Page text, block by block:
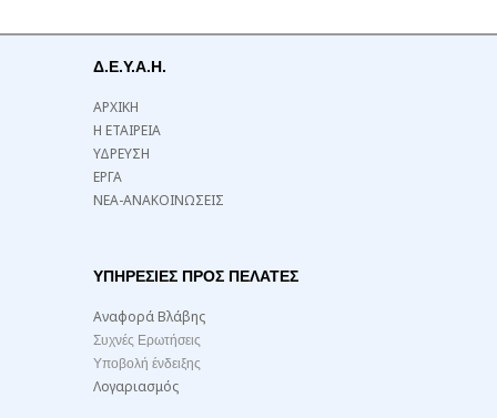
Δ.Ε.Υ.Α.Η.
ΑΡΧΙΚΗ
Η ΕΤΑΙΡΕΙΑ
ΥΔΡΕΥΣΗ
ΕΡΓΑ
ΝΕΑ-ΑΝΑΚΟΙΝΩΣΕΙΣ
ΥΠΗΡΕΣΙΕΣ ΠΡΟΣ ΠΕΛΑΤΕΣ
Αναφορά Βλάβης
Συχνές Ερωτήσεις
Υποβολή ένδειξης
Λογαριασμός